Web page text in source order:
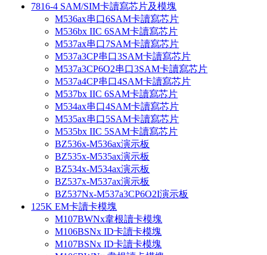
7816-4 SAM/SIM卡讀寫芯片及模塊
M536ax串口6SAM卡讀寫芯片
M536bx IIC 6SAM卡讀寫芯片
M537ax串口7SAM卡讀寫芯片
M537a3CP串口3SAM卡讀寫芯片
M537a3CP6O2串口3SAM卡讀寫芯片
M537a4CP串口4SAM卡讀寫芯片
M537bx IIC 6SAM卡讀寫芯片
M534ax串口4SAM卡讀寫芯片
M535ax串口5SAM卡讀寫芯片
M535bx IIC 5SAM卡讀寫芯片
BZ536x-M536ax演示板
BZ535x-M535ax演示板
BZ534x-M534ax演示板
BZ537x-M537ax演示板
BZ537Nx-M537a3CP6O2I演示板
125K EM卡讀卡模塊
M107BWNx韋根讀卡模塊
M106BSNx ID卡讀卡模塊
M107BSNx ID卡讀卡模塊